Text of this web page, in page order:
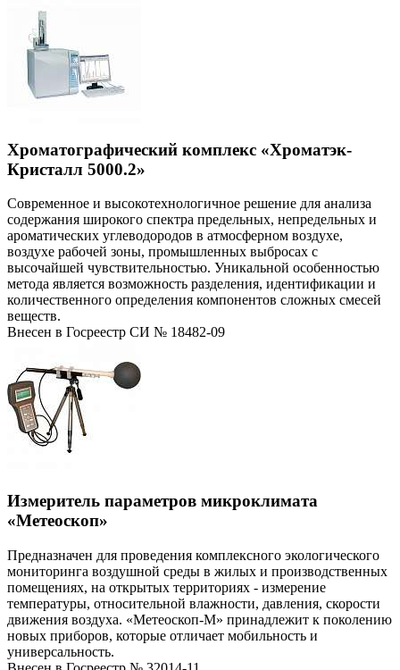
Хроматографический комплекс «Хроматэк-
Кристалл 5000.2»
Современное и высокотехнологичное решение для анализа
содержания широкого спектра предельных, непредельных и
ароматических углеводородов в атмосферном воздухе,
воздухе рабочей зоны, промышленных выбросах с
высочайшей чувствительностью. Уникальной особенностью
метода является возможность разделения, идентификации и
количественного определения компонентов сложных смесей
веществ.
Внесен в Госреестр СИ № 18482-09
Измеритель параметров микроклимата
«Метеоскоп»
Предназначен для проведения комплексного экологического
мониторинга воздушной среды в жилых и производственных
помещениях, на открытых территориях - измерение
температуры, относительной влажности, давления, скорости
движения воздуха. «Метеоскоп-М» принадлежит к поколению
новых приборов, которые отличает мобильность и
универсальность.